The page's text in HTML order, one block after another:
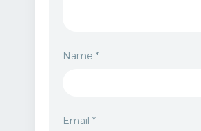
Name *
Email *